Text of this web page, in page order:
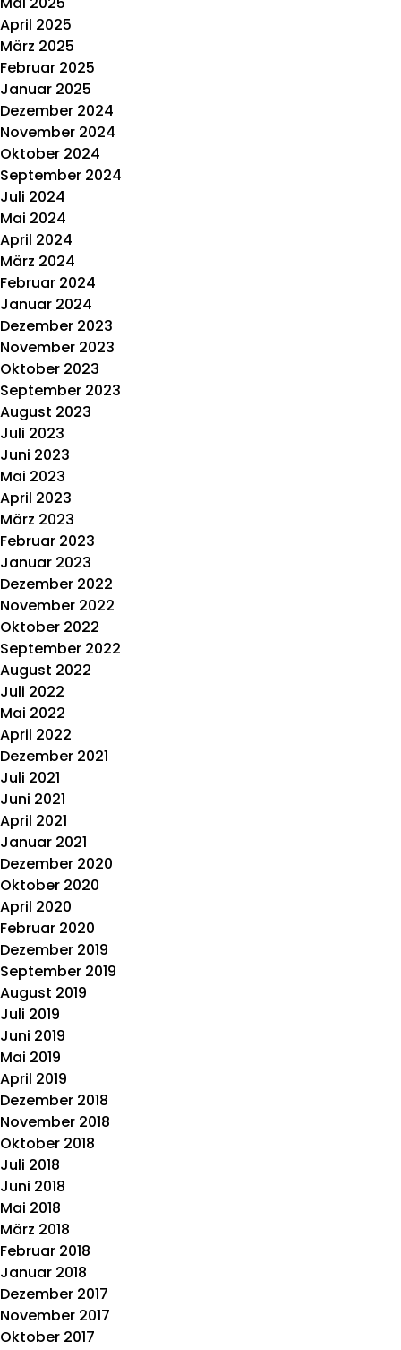
April 2025
März 2025
Februar 2025
Januar 2025
Dezember 2024
November 2024
Oktober 2024
September 2024
Juli 2024
Mai 2024
April 2024
März 2024
Februar 2024
Januar 2024
Dezember 2023
November 2023
Oktober 2023
September 2023
August 2023
Juli 2023
Juni 2023
Mai 2023
April 2023
März 2023
Februar 2023
Januar 2023
Dezember 2022
November 2022
Oktober 2022
September 2022
August 2022
Juli 2022
Mai 2022
April 2022
Dezember 2021
Juli 2021
Juni 2021
April 2021
Januar 2021
Dezember 2020
Oktober 2020
April 2020
Februar 2020
Dezember 2019
September 2019
August 2019
Juli 2019
Juni 2019
Mai 2019
April 2019
Dezember 2018
November 2018
Oktober 2018
Juli 2018
Juni 2018
Mai 2018
März 2018
Februar 2018
Januar 2018
Dezember 2017
November 2017
Oktober 2017